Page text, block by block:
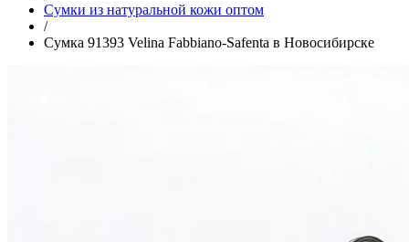
Cумки из натуральной кожи оптом
/
Сумка 91393 Velina Fabbiano-Safenta в Новосибирске